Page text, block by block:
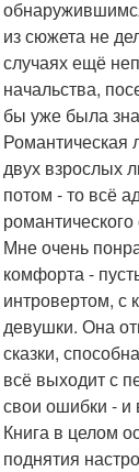
из сюжета не
случаях ещё
начальства,
бы уже была
Романтическая
двух взрослых
потом - то всё
Мне очень
комфорта -
интровертом, с
девушки. Она
сказки,
всё выходит с
свои ошибки - и
Книга в целом
поднятия